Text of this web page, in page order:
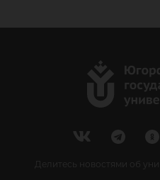
Делитесь новостями об